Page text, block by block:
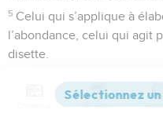
5 Celui qui s’applique à
l’abondance, celui qui agit
disette.
obtenir de la fumée de la
Versions